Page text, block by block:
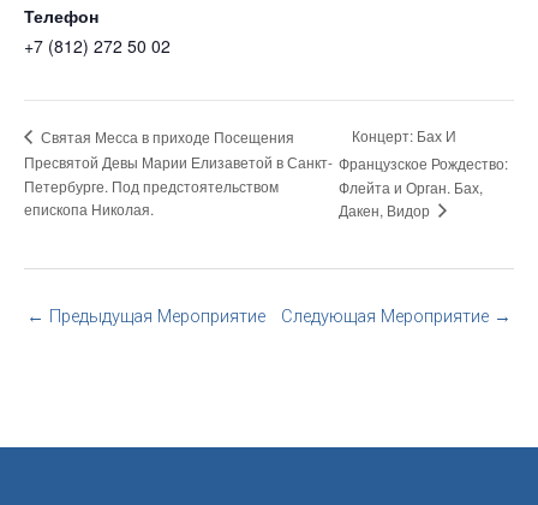
Телефон
+7 (812) 272 50 02
Святая Месса в приходе Посещения
Пресвятой Девы Марии Елизаветой в Санкт-
Петербурге. Под предстоятельством
епископа Николая.
Концерт: Бах И
Французское Рождество:
Флейта и Орган. Бах,
Дакен, Видор
← Предыдущая Мероприятие Следующая Мероприятие →